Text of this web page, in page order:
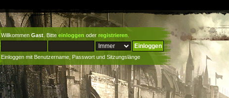
Willkommen Gast . Bitte einloggen oder registrieren
Einloggen mit Benutzername, Passwort und Sitzungslänge